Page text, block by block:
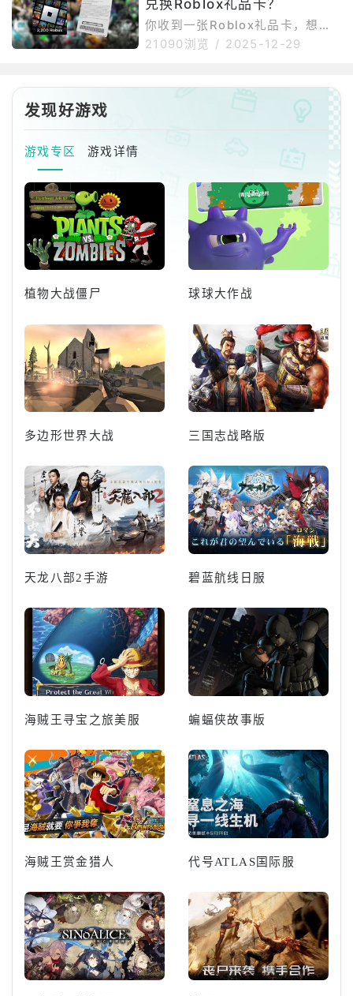
urPlay下载安装并运行Roblo
现速度慢、连接失败或中断。其次
是谷歌环境依赖，部分安卓设备若
未安装GooglePlay服务，可能无
法正常下载、更新或启动游戏。再
部分用户在应用商店内无法直接搜
索到游戏。如果选择APK手动安
装，还需要开启未知来源应用权
兑换Roblox礼品卡？
你收到一张Roblox礼品卡，想把
里面的钱充值到你的账户吗？好消
还是电脑上兑换Robux。以下是所
有关于如何将Robux充值到账户的
信息，方便你随时查看。如何兑换
Roblox礼品卡首先，你无法在手
机上兑换Roblox礼品卡；你必须
在电脑或笔记本电脑上操作。要兑
换礼品卡，你需要按照以下步骤操
作：访问此网站。如果你已有账
户，请登录。如果没有账
21090浏览 / 2025-12-29
发现好游戏
游戏专区 游戏详情
植物大战僵尸 球球大作战
多边形世界大战 三国志战略版
天龙八部2手游 碧蓝航线日服
海贼王寻宝之旅美服 蝙蝠侠故事版
海贼王赏金猎人 代号ATLAS国际服